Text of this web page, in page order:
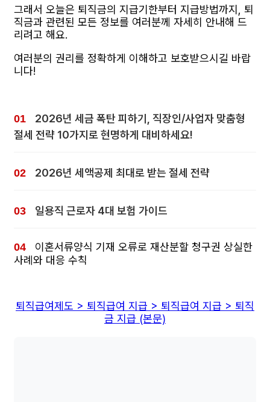
그래서 오늘은 퇴직금의 지급기한부터 지급방법까지, 퇴
직금과 관련된 모든 정보를 여러분께 자세히 안내해 드
리려고 해요.
여러분의 권리를 정확하게 이해하고 보호받으시길 바랍
니다!
2026년 세금 폭탄 피하기, 직장인/사업자 맞춤형
절세 전략 10가지로 현명하게 대비하세요!
2026년 세액공제 최대로 받는 절세 전략
일용직 근로자 4대 보험 가이드
이혼서류양식 기재 오류로 재산분할 청구권 상실한
사례와 대응 수칙
퇴직급여제도 > 퇴직급여 지급 > 퇴직급여 지급 > 퇴직
금 지급 (본문)